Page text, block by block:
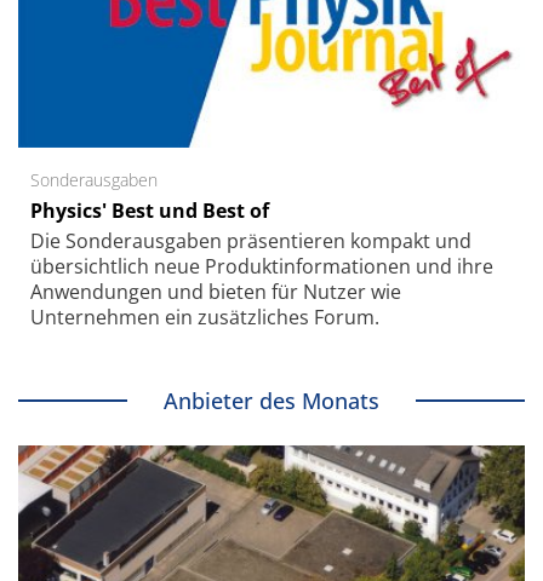
Sonderausgaben
Physics' Best und Best of
Die Sonder­ausgaben präsentieren kompakt und
übersichtlich neue Produkt­informationen und ihre
Anwendungen und bieten für Nutzer wie
Unternehmen ein zusätzliches Forum.
Anbieter des Monats